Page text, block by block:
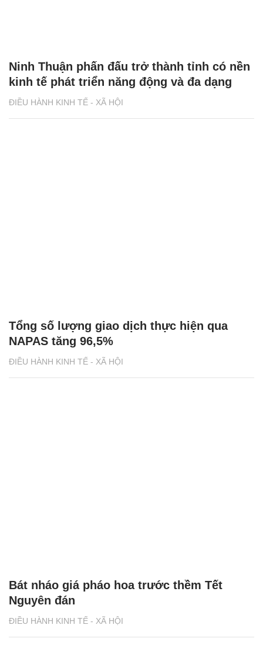
ĐIỀU HÀNH KINH TẾ - XÃ HỘI
Ninh Thuận phấn đấu trở thành tỉnh có nền
kinh tế phát triển năng động và đa dạng
ĐIỀU HÀNH KINH TẾ - XÃ HỘI
Tổng số lượng giao dịch thực hiện qua
NAPAS tăng 96,5%
ĐIỀU HÀNH KINH TẾ - XÃ HỘI
Bát nháo giá pháo hoa trước thềm Tết
Nguyên đán